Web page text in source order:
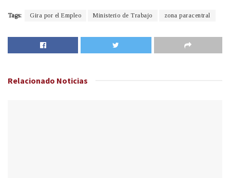
Tags: Gira por el Empleo Ministerio de Trabajo zona paracentral
Relacionado Noticias